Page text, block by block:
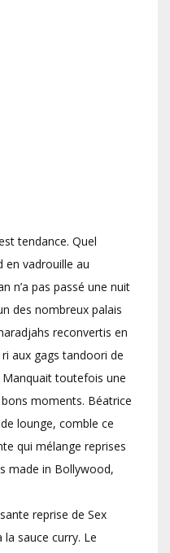
tendance. Quel
en vadrouille au
n’a pas passé une nuit
des nombreux palais
reconvertis en
ri aux gags tandoori de
Manquait toutefois une
moments. Béatrice
lounge, comble ce
qui mélange reprises
made in Bollywood,
reprise de Sex
la sauce curry. Le